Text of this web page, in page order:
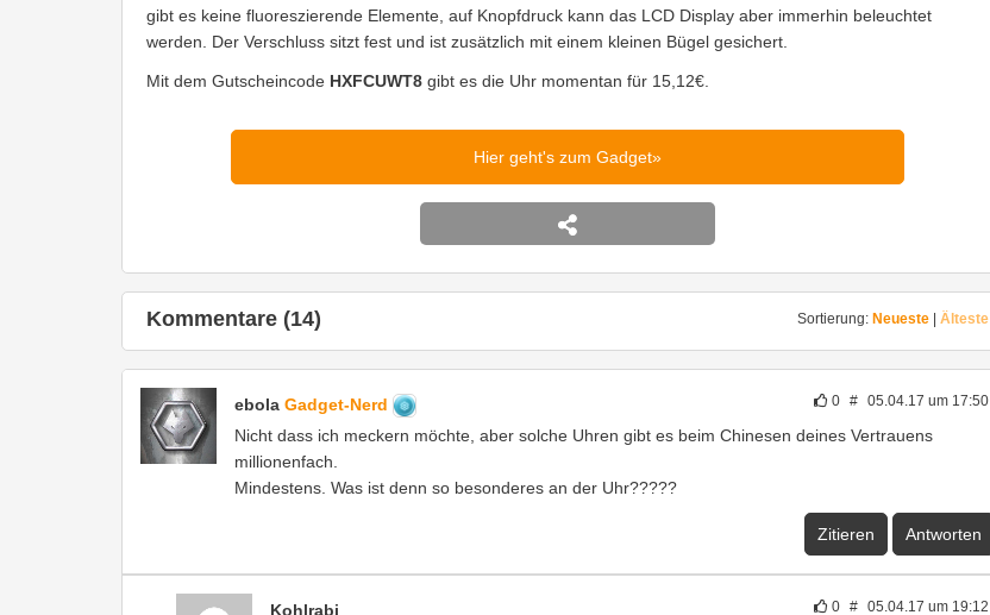
gibt es keine fluoreszierende Elemente, auf Knopfdruck kann das LCD Display aber immerhin beleuchtet
werden. Der Verschluss sitzt fest und ist zusätzlich mit einem kleinen Bügel gesichert.
Mit dem Gutscheincode HXFCUWT8 gibt es die Uhr momentan für 15,12€.
Hier geht's zum Gadget
Sortierung: Neueste | Älteste
Kommentare (14)
0 # 05.04.17 um 17:50
ebola Gadget-Nerd
Nicht dass ich meckern möchte, aber solche Uhren gibt es beim Chinesen deines Vertrauens
millionenfach.
Mindestens. Was ist denn so besonderes an der Uhr?????
Zitieren Antworten
0 # 05.04.17 um 19:12
Kohlrabi